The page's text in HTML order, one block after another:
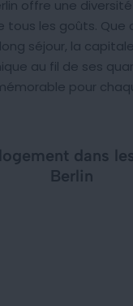
offre une
tous les goûts. Que
séjour, la
au fil de ses
pour
dans
Berlin